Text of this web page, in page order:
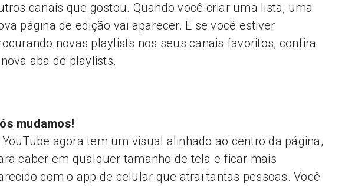
canais que gostou. Quando você criar uma lista, uma
página de edição vai aparecer. E se você estiver
novas playlists nos seus canais favoritos, confira
aba de playlists.
mudamos!
YouTube agora tem um visual alinhado ao centro da página,
caber em qualquer tamanho de tela e ficar mais
com o app de celular que atrai tantas pessoas. Você